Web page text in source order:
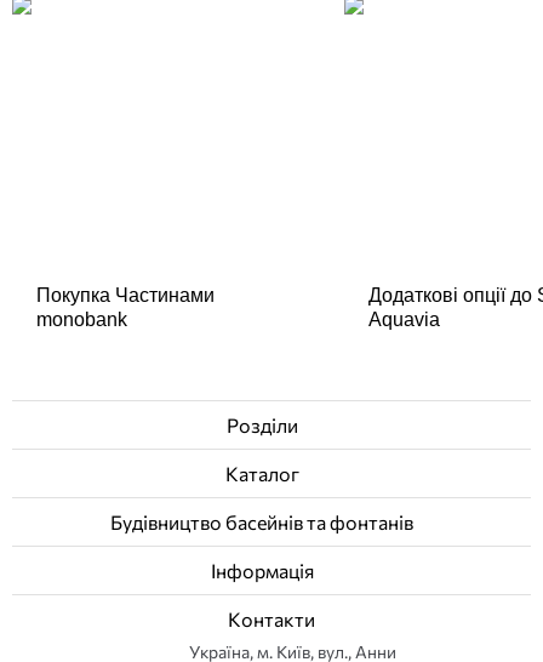
Покупка Частинами
monobank
Додаткові опції
Aquavia
Розділи
Каталог
Будівництво басейнів та фонтанів
Інформація
Контакти
Українa, м. Київ, вул., Анни